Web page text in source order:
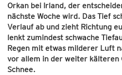
Orkan bei Irland, der
nächste Woche wird. Das Tief
Verlauf ab und zieht Richtung
lenkt zumindest schwache
Regen mit etwas milderer Luft
vor allem in der weiter kälteren
Schnee.